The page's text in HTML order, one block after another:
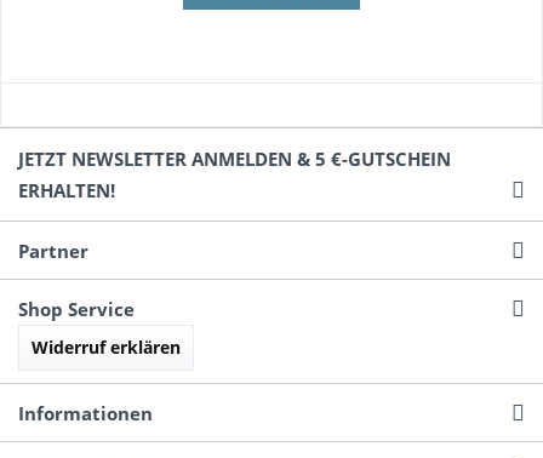
JETZT NEWSLETTER ANMELDEN & 5 €-GUTSCHEIN
ERHALTEN!
Partner
Shop Service
Widerruf erklären
Informationen